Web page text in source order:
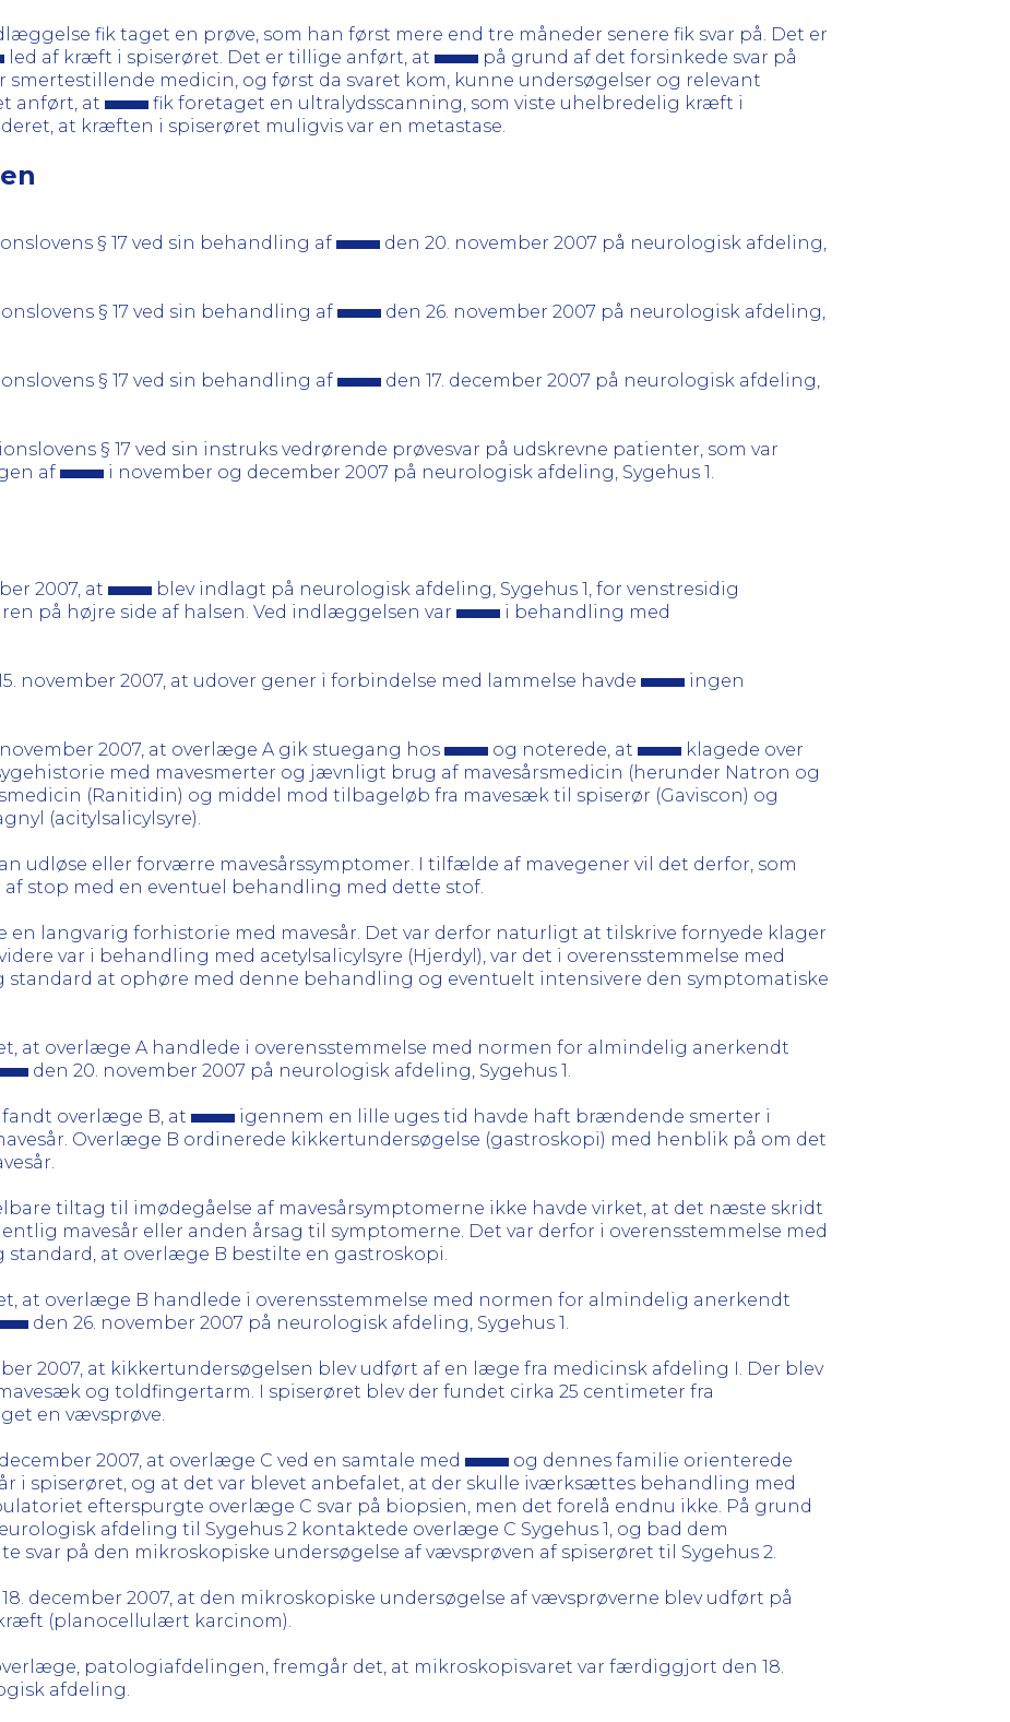
fik taget en prøve, som han først mere end tre måneder senere fik svar på. Det er
led af kræft i spiserøret. Det er tillige anført, at
på grund af det forsinkede svar på
medicin, og først da svaret kom, kunne undersøgelser og relevant
anført, at
fik foretaget en ultralydsscanning, som viste uhelbredelig kræft i
at kræften i spiserøret muligvis var en metastase.
§ 17 ved sin behandling af
den 20. november 2007 på neurologisk afdeling,
§ 17 ved sin behandling af
den 26. november 2007 på neurologisk afdeling,
§ 17 ved sin behandling af
den 17. december 2007 på neurologisk afdeling,
§ 17 ved sin instruks vedrørende prøvesvar på udskrevne patienter, som var
af
i november og december 2007 på neurologisk afdeling, Sygehus 1.
2007, at
blev indlagt på neurologisk afdeling, Sygehus 1, for venstresidig
på højre side af halsen. Ved indlæggelsen var
i behandling med
november 2007, at udover gener i forbindelse med lammelse havde
ingen
2007, at overlæge A gik stuegang hos og noterede, at
klagede over
med mavesmerter og jævnligt brug af mavesårsmedicin (herunder Natron og
(Ranitidin) og middel mod tilbageløb fra mavesæk til spiserør (Gaviscon) og
(acitylsalicylsyre).
udløse eller forværre mavesårssymptomer. I tilfælde af mavegener vil det derfor, som
stop med en eventuel behandling med dette stof.
en langvarig forhistorie med mavesår. Det var derfor naturligt at tilskrive fornyede klager
var i behandling med acetylsalicylsyre (Hjerdyl), var det i overensstemmelse med
at ophøre med denne behandling og eventuelt intensivere den symptomatiske
at overlæge A handlede i overensstemmelse med normen for almindelig anerkendt
den 20. november 2007 på neurologisk afdeling, Sygehus 1.
overlæge B, at
igennem en lille uges tid havde haft brændende smerter i
Overlæge B ordinerede kikkertundersøgelse (gastroskopi) med henblik på om det
tiltag til imødegåelse af mavesårsymptomerne ikke havde virket, at det næste skridt
mavesår eller anden årsag til symptomerne. Det var derfor i overensstemmelse med
at overlæge B bestilte en gastroskopi.
at overlæge B handlede i overensstemmelse med normen for almindelig anerkendt
den 26. november 2007 på neurologisk afdeling, Sygehus 1.
2007, at kikkertundersøgelsen blev udført af en læge fra medicinsk afdeling I. Der blev
og toldfingertarm. I spiserøret blev der fundet cirka 25 centimeter fra
en vævsprøve.
2007, at overlæge C ved en samtale med
og dennes familie orienterede
i spiserøret, og at det var blevet anbefalet, at der skulle iværksættes behandling med
efterspurgte overlæge C svar på biopsien, men det forelå endnu ikke. På grund
afdeling til Sygehus 2 kontaktede overlæge C Sygehus 1, og bad dem
svar på den mikroskopiske undersøgelse af vævsprøven af spiserøret til Sygehus 2.
december 2007, at den mikroskopiske undersøgelse af vævsprøverne blev udført på
(planocellulært karcinom).
patologiafdelingen, fremgår det, at mikroskopisvaret var færdiggjort den 18.
afdeling.